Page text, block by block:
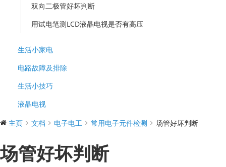
双向二极管好坏判断
用试电笔测LCD液晶电视是否有高压
生活小家电
电路故障及排除
生活小技巧
液晶电视
主页
文档 电子电工 常用电子元件检测 场管好坏判断
场管好坏判断